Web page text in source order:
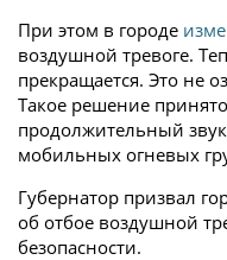
При этом в городе
воздушной тревоге.
прекращается. Это не
Такое решение
продолжительный
мобильных огневых
Губернатор призвал
об отбое воздушной
безопасности.